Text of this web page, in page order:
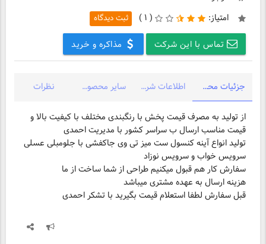
امتیاز:
( ۱ ) ثبت دیدگاه
تماس با این شرکت مذاکره و خرید
جزئیات محصول اطلاعات شرکت سایر محصولات شرکت نظرات
از تولید به مصرف قیمت پخش با رنگبندی مختلف با کیفیت بالا و
تولید انواع آینه کنسول ست میز تی وی جاکفشی با جلومبلی عسلی
قبل سفارش لطفا استعلام قیمت بگیرید با تشکر احمدی